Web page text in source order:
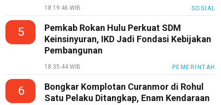
18:19:46 WIB SOSIAL
5
Pemkab Rokan Hulu Perkuat SDM
Keinsinyuran, IKD Jadi Fondasi Kebijakan
Pembangunan
18:35:44 WIB PEMERINTAH
6
Bongkar Komplotan Curanmor di Rohul
Satu Pelaku Ditangkap, Enam Kendaraan